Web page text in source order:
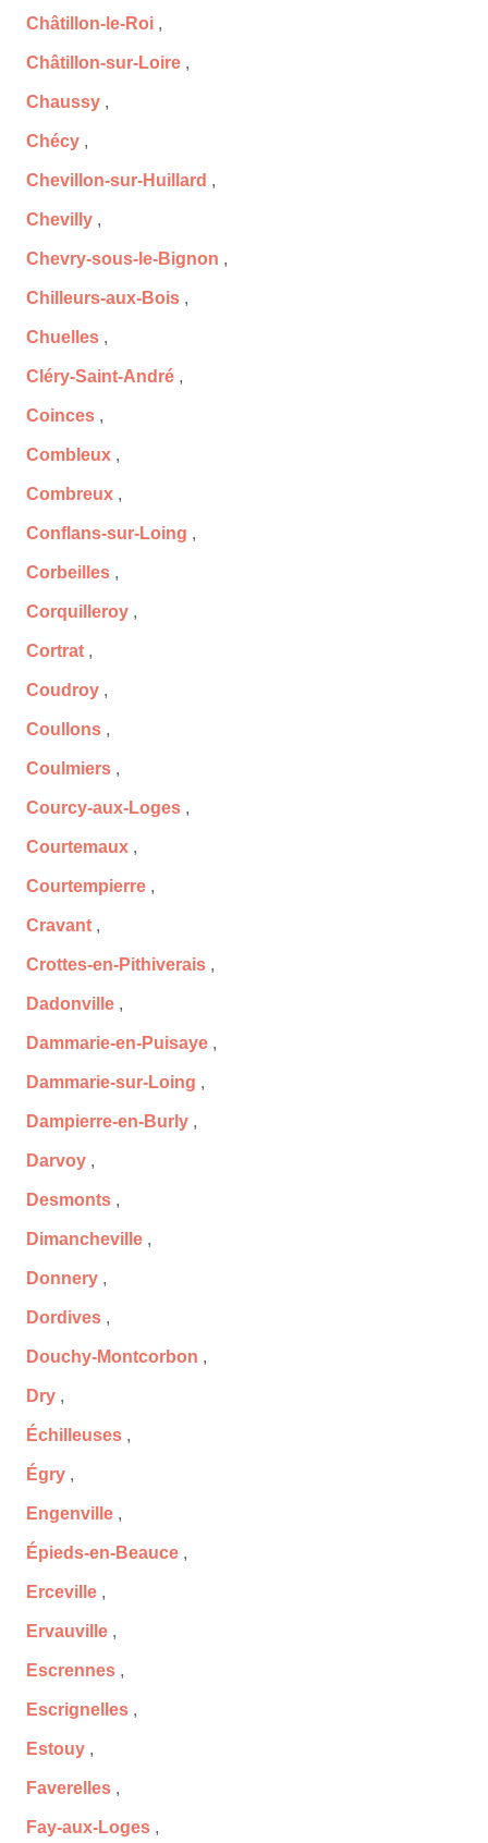
Châtillon-le-Roi ,
Châtillon-sur-Loire ,
Chaussy ,
Chécy ,
Chevillon-sur-Huillard ,
Chevilly ,
Chevry-sous-le-Bignon ,
Chilleurs-aux-Bois ,
Chuelles ,
Cléry-Saint-André ,
Coinces ,
Combleux ,
Combreux ,
Conflans-sur-Loing ,
Corbeilles ,
Corquilleroy ,
Cortrat ,
Coudroy ,
Coullons ,
Coulmiers ,
Courcy-aux-Loges ,
Courtemaux ,
Courtempierre ,
Cravant ,
Crottes-en-Pithiverais ,
Dadonville ,
Dammarie-en-Puisaye ,
Dammarie-sur-Loing ,
Dampierre-en-Burly ,
Darvoy ,
Desmonts ,
Dimancheville ,
Donnery ,
Dordives ,
Douchy-Montcorbon ,
Dry ,
Échilleuses ,
Égry ,
Engenville ,
Épieds-en-Beauce ,
Erceville ,
Ervauville ,
Escrennes ,
Escrignelles ,
Estouy ,
Faverelles ,
Fay-aux-Loges ,